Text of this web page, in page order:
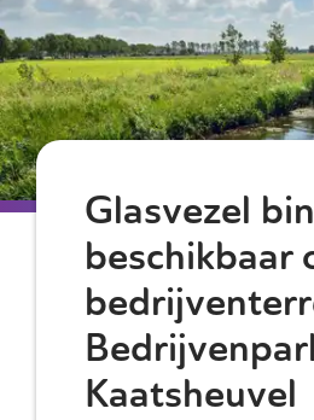
Glasvezel
beschikbaar
Kaatsheuvel